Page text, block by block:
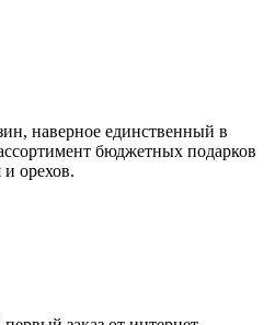
наверное единственный в
бюджетных подарков
и орехов.